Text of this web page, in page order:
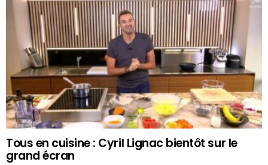
Tous en cuisine : Cyril Lignac bientôt sur le
grand écran